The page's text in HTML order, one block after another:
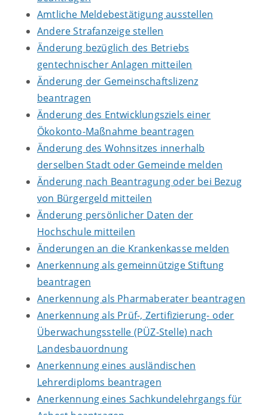
Amtliche Meldebestätigung ausstellen
Andere Strafanzeige stellen
Änderung bezüglich des Betriebs
gentechnischer Anlagen mitteilen
Änderung der Gemeinschaftslizenz
beantragen
Änderung des Entwicklungsziels einer
Ökokonto-Maßnahme beantragen
Änderung des Wohnsitzes innerhalb
derselben Stadt oder Gemeinde melden
Änderung nach Beantragung oder bei Bezug
von Bürgergeld mitteilen
Änderung persönlicher Daten der
Hochschule mitteilen
Änderungen an die Krankenkasse melden
Anerkennung als gemeinnützige Stiftung
beantragen
Anerkennung als Pharmaberater beantragen
Anerkennung als Prüf-, Zertifizierung- oder
Überwachungsstelle (PÜZ-Stelle) nach
Landesbauordnung
Anerkennung eines ausländischen
Lehrerdiploms beantragen
Anerkennung eines Sachkundelehrgangs für